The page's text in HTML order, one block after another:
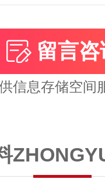
留言咨
信息存储空间